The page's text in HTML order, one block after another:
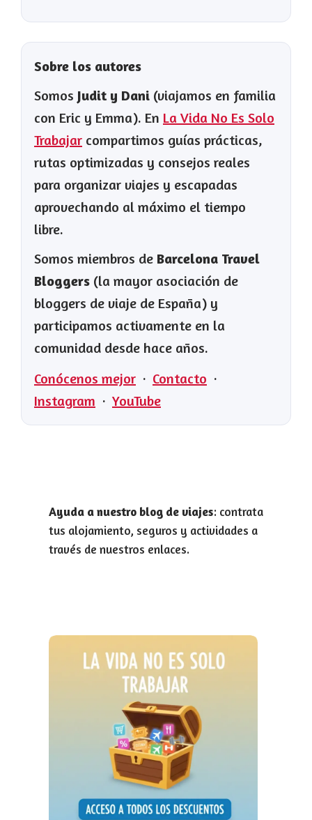
Sobre los autores
Somos Judit y Dani (viajamos en familia
con Eric y Emma). En La Vida No Es Solo
Trabajar compartimos guías prácticas,
rutas optimizadas y consejos reales
para organizar viajes y escapadas
aprovechando al máximo el tiempo
libre.
Somos miembros de Barcelona Travel
Bloggers (la mayor asociación de
bloggers de viaje de España) y
participamos activamente en la
comunidad desde hace años.
Conócenos mejor · Contacto ·
Instagram · YouTube
Ayuda a nuestro blog de viajes: contrata
tus alojamiento, seguros y actividades a
través de nuestros enlaces.